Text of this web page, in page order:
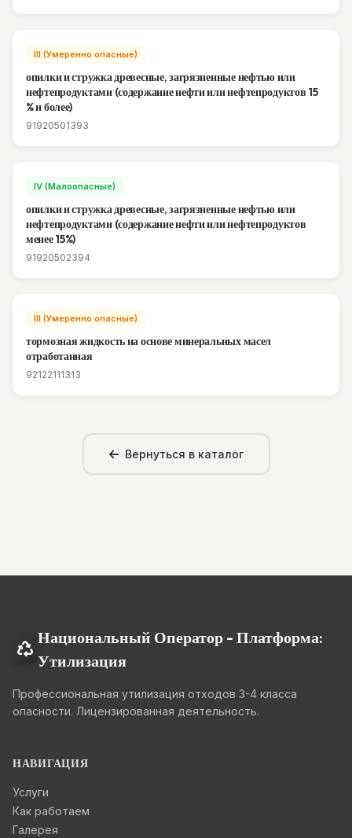
III (Умеренно опасные)
опилки и стружка древесные, загрязненные нефтью или
нефтепродуктами (содержание нефти или нефтепродуктов 15
% и более)
91920501393
IV (Малоопасные)
опилки и стружка древесные, загрязненные нефтью или
нефтепродуктами (содержание нефти или нефтепродуктов
менее 15%)
91920502394
III (Умеренно опасные)
тормозная жидкость на основе минеральных масел
отработанная
92122111313
Вернуться в каталог
Национальный Оператор - Платформа:
Утилизация
Профессиональная утилизация отходов 3-4 класса
опасности. Лицензированная деятельность.
НАВИГАЦИЯ
Услуги
Как работаем
Галерея